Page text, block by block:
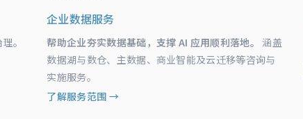
。
企业数据服务
帮助企业夯实数据基础，支撑 AI 应用顺利落地。 涵盖
数据湖与数仓、主数据、商业智能及云迁移等咨询与
实施服务。
了解服务范围 →